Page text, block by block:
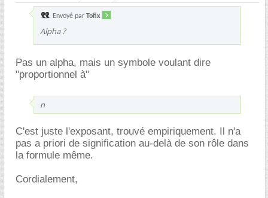
Envoyé par Tofix
Alpha ?
Pas un alpha, mais un symbole voulant dire
"proportionnel à"
n
C'est juste l'exposant, trouvé empiriquement. Il n'a
pas a priori de signification au-delà de son rôle dans
la formule même.
Cordialement,